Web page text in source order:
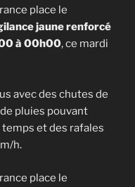
place le
jaune renforcé
à 00h00, ce mardi
avec des chutes de
pluies pouvant
et des rafales
h.
place le